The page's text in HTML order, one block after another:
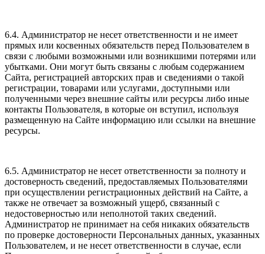
6.4. Администратор не несет ответственности и не имеет
прямых или косвенных обязательств перед Пользователем в
связи с любыми возможными или возникшими потерями или
убытками. Они могут быть связаны с любым содержанием
Сайта, регистрацией авторских прав и сведениями о такой
регистрации, товарами или услугами, доступными или
полученными через внешние сайты или ресурсы либо иные
контакты Пользователя, в которые он вступил, используя
размещенную на Сайте информацию или ссылки на внешние
ресурсы.
6.5. Администратор не несет ответственности за полноту и
достоверность сведений, предоставляемых Пользователями
при осуществлении регистрационных действий на Сайте, а
также не отвечает за возможный ущерб, связанный с
недостоверностью или неполнотой таких сведений.
Администратор не принимает на себя никаких обязательств
по проверке достоверности Персональных данных, указанных
Пользователем, и не несет ответственности в случае, если